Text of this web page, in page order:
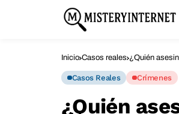
Inicio Casos reales ¿Quién
Casos Reales Crímenes
¿Quién